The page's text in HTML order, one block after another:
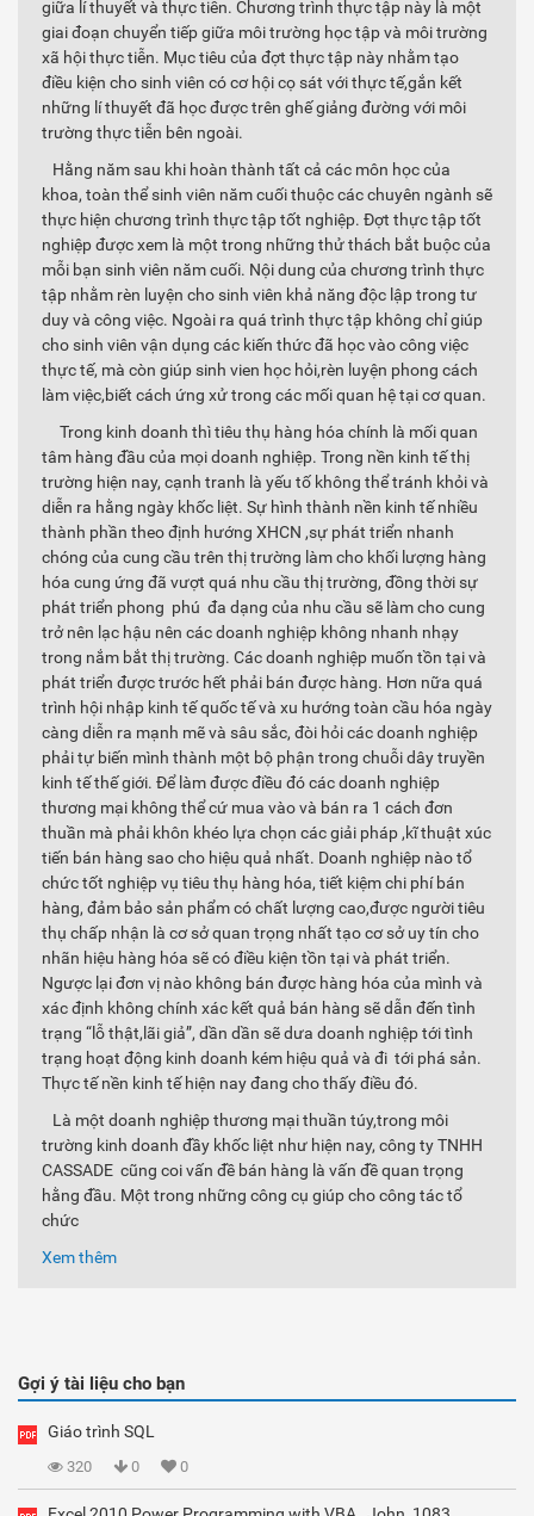
giữa lí thuyết và thực tiễn. Chương trình thực tập này là một
giai đoạn chuyển tiếp giữa môi trường học tập và môi trường
xã hội thực tiễn. Mục tiêu của đợt thực tập này nhằm tạo
điều kiện cho sinh viên có cơ hội cọ sát với thực tế,gắn kết
những lí thuyết đã học được trên ghế giảng đường với môi
trường thực tiễn bên ngoài.
Hằng năm sau khi hoàn thành tất cả các môn học của
khoa, toàn thể sinh viên năm cuối thuộc các chuyên ngành sẽ
thực hiện chương trình thực tập tốt nghiệp. Đợt thực tập tốt
nghiệp được xem là một trong những thử thách bắt buộc của
mỗi bạn sinh viên năm cuối. Nội dung của chương trình thực
tập nhằm rèn luyện cho sinh viên khả năng độc lập trong tư
duy và công việc. Ngoài ra quá trình thực tập không chỉ giúp
cho sinh viên vận dụng các kiến thức đã học vào công việc
thực tế, mà còn giúp sinh vien học hỏi,rèn luyện phong cách
làm việc,biết cách ứng xử trong các mối quan hệ tại cơ quan.
Trong kinh doanh thì tiêu thụ hàng hóa chính là mối quan
tâm hàng đầu của mọi doanh nghiệp. Trong nền kinh tế thị
trường hiện nay, cạnh tranh là yếu tố không thể tránh khỏi và
diễn ra hằng ngày khốc liệt. Sự hình thành nền kinh tế nhiều
thành phần theo định hướng XHCN ,sự phát triển nhanh
chóng của cung cầu trên thị trường làm cho khối lượng hàng
hóa cung ứng đã vượt quá nhu cầu thị trường, đồng thời sự
phát triển phong phú đa dạng của nhu cầu sẽ làm cho cung
trở nên lạc hậu nên các doanh nghiệp không nhanh nhạy
trong nắm bắt thị trường. Các doanh nghiệp muốn tồn tại và
phát triển được trước hết phải bán được hàng. Hơn nữa quá
trình hội nhập kinh tế quốc tế và xu hướng toàn cầu hóa ngày
càng diễn ra mạnh mẽ và sâu sắc, đòi hỏi các doanh nghiệp
phải tự biến mình thành một bộ phận trong chuỗi dây truyền
kinh tế thế giới. Để làm được điều đó các doanh nghiệp
thương mại không thể cứ mua vào và bán ra 1 cách đơn
thuần mà phải khôn khéo lựa chọn các giải pháp ,kĩ thuật xúc
tiến bán hàng sao cho hiệu quả nhất. Doanh nghiệp nào tổ
chức tốt nghiệp vụ tiêu thụ hàng hóa, tiết kiệm chi phí bán
hàng, đảm bảo sản phẩm có chất lượng cao,được người tiêu
thụ chấp nhận là cơ sở quan trọng nhất tạo cơ sở uy tín cho
nhãn hiệu hàng hóa sẽ có điều kiện tồn tại và phát triển.
Ngược lại đơn vị nào không bán được hàng hóa của mình và
xác định không chính xác kết quả bán hàng sẽ dẫn đến tình
trạng “lỗ thật,lãi giả”, dần dần sẽ dưa doanh nghiệp tới tình
trạng hoạt động kinh doanh kém hiệu quả và đi tới phá sản.
Thực tế nền kinh tế hiện nay đang cho thấy điều đó.
Là một doanh nghiệp thương mại thuần túy,trong môi
trường kinh doanh đầy khốc liệt như hiện nay, công ty TNHH
CASSADE cũng coi vấn đề bán hàng là vấn đề quan trọng
hằng đầu. Một trong những công cụ giúp cho công tác tổ
chức
Xem thêm
Gợi ý tài liệu cho bạn
Giáo trình SQL
320 0 0